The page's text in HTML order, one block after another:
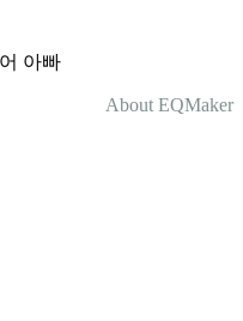
아빠
About EQMaker